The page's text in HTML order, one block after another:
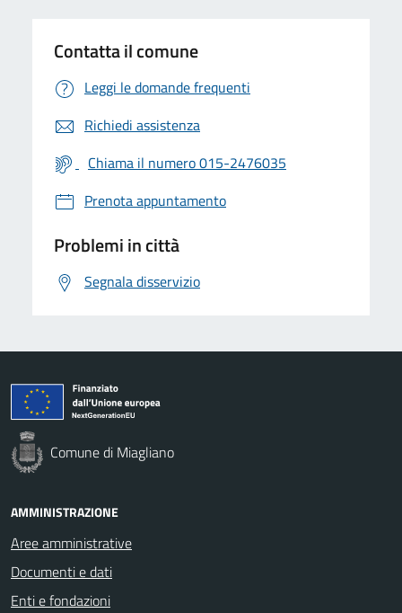
Contatta il comune
Leggi le domande frequenti
Richiedi assistenza
Chiama il numero 015-2476035
Prenota appuntamento
Problemi in città
Segnala disservizio
Comune di Miagliano
AMMINISTRAZIONE
Aree amministrative
Documenti e dati
Enti e fondazioni